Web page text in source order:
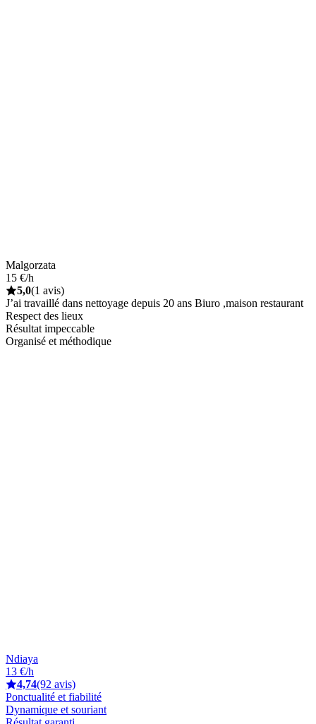
Malgorzata
15 €/h
5,0(1 avis)
J’ai travaillé dans nettoyage depuis 20 ans Biuro ,maison restaurant
Respect des lieux
Résultat impeccable
Organisé et méthodique
Ndiaya
13 €/h
4,74(92 avis)
Ponctualité et fiabilité
Dynamique et souriant